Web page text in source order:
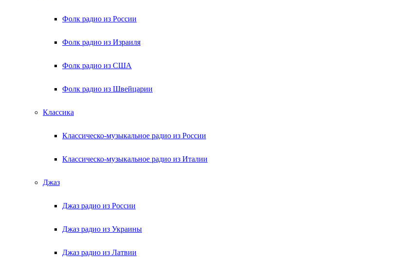
Фолк радио из России
Фолк радио из Израиля
Фолк радио из США
Фолк радио из Швейцарии
Классика
Классическо-музыкальное радио из России
Классическо-музыкальное радио из Италии
Джаз
Джаз радио из России
Джаз радио из Украины
Джаз радио из Латвии